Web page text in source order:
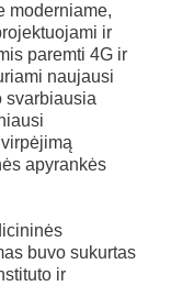
moderniame,
ir
paremti 4G ir
naujausi
svarbiausia
apyrankės
buvo sukurtas
ir